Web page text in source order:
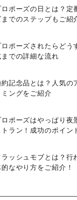
ロポーズの日とは？定
までのステップもご紹
ロポーズされたらどう
までの詳細な流れ
約記念品とは？人気の
ミングをご紹介
ロポーズはやっぱり夜
トラン！成功のポイン
ラッシュモブとは？行
なやり方をご紹介！